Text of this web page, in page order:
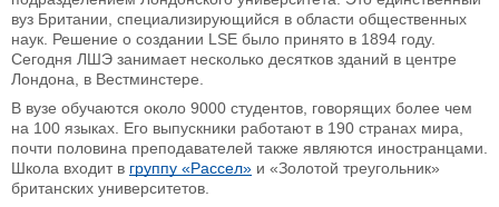
вуз Британии, специализирующийся в области общественных
наук. Решение о создании LSE было принято в 1894 году.
Сегодня ЛШЭ занимает несколько десятков зданий в центре
Лондона, в Вестминстере.
В вузе обучаются около 9000 студентов, говорящих более чем
на 100 языках. Его выпускники работают в 190 странах мира,
почти половина преподавателей также являются иностранцами.
Школа входит в группу «Рассел» и «Золотой треугольник»
британских университетов.